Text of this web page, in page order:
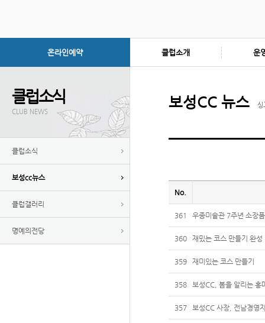
온라인예약 클럽소개 운
클럽소식
CLUB NEWS
클럽소식
보성cc뉴스
클럽갤러리
명예의전당
보성CC 뉴스 싱
No.
361 우종미술관 7주년 소장
360 재밌는 코스 만들기 완성
359 재미있는 코스 만들기
358 보성CC, 봄을 알리는 홍
357 보성CC 사장, 전남경영